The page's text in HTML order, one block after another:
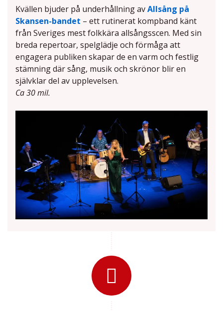
Kvällen bjuder på underhållning avAllsång på
Skansen-bandet – ett rutinerat kompband känt
från Sveriges mest folkkära allsångsscen. Med sin
breda repertoar, spelglädje och förmåga att
engagera publiken skapar de en varm och festlig
stämning där sång, musik och skrönor blir en
självklar del av upplevelsen.
Ca 30 mil.